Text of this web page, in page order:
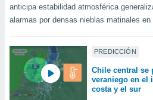
aceptar
de
En
de que
sean
anticipa estabilidad atmosférica
alarmas por densas nieblas matinales
PREDICCIÓN
Chile central se
veraniego en el
costa y el sur